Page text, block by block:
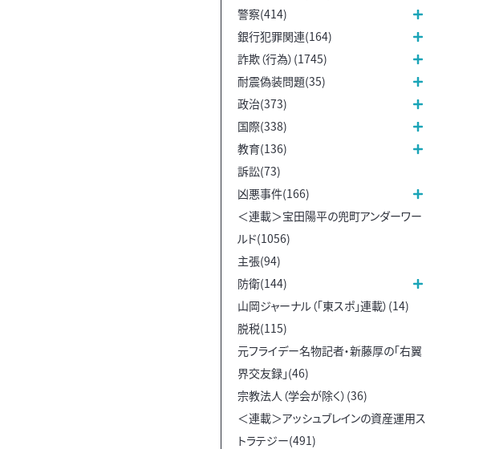
警察(414)
銀行犯罪関連(164)
詐欺（行為）(1745)
耐震偽装問題(35)
政治(373)
国際(338)
教育(136)
訴訟(73)
凶悪事件(166)
＜連載＞宝田陽平の兜町アンダーワー
ルド(1056)
主張(94)
防衛(144)
山岡ジャーナル（「東スポ」連載）(14)
脱税(115)
元フライデー名物記者・新藤厚の「右翼
界交友録」(46)
宗教法人（学会が除く）(36)
＜連載＞アッシュブレインの資産運用ス
トラテジー(491)